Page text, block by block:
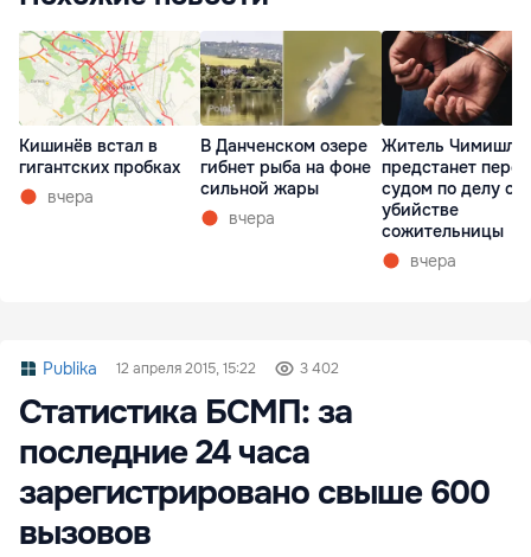
Кишинёв встал в
гигантских пробках
вчера
В Данченском озере
гибнет рыба на фоне
сильной жары
вчера
Житель
предстанет перед
судом по делу об
убийстве
сожительницы
вчера
Publika 12 апреля 2015, 15:22 3 402
Статистика БСМП: за
последние 24 часа
зарегистрировано свыше 600
вызовов